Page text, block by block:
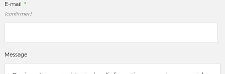
E-mail *
(confirmer)
Message